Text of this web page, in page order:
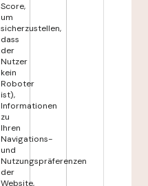
Score,
um
sicherzustellen,
dass
der
Nutzer
kein
Roboter
ist),
Informationen
zu
Ihren
Navigations-
und
Nutzungspräferenzen
der
Website,